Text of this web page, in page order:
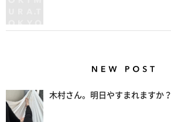
木村さん。明日やすまれますか？